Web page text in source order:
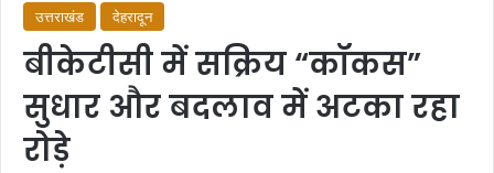
उत्तराखंड देहरादून
बीकेटीसी में सक्रिय “कॉकस”
सुधार और बदलाव में अटका रहा
रोड़े